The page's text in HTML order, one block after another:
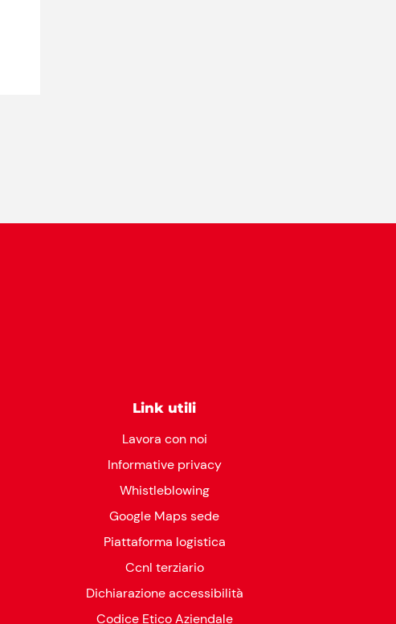
Link utili
Lavora con noi
Informative privacy
Whistleblowing
Google Maps sede
Piattaforma logistica
Ccnl terziario
Dichiarazione accessibilità
Codice Etico Aziendale